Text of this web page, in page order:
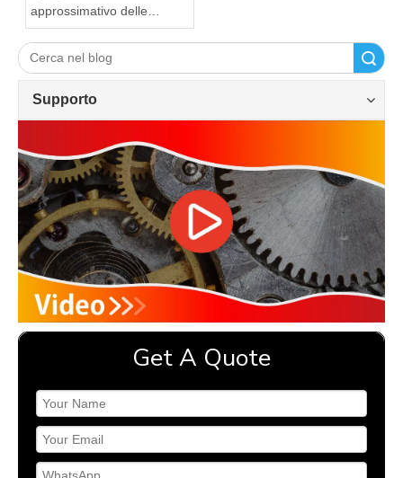
approssimativo delle
superfici non allargabili dei
componenti in lamiera
Supporto
Get A Quote